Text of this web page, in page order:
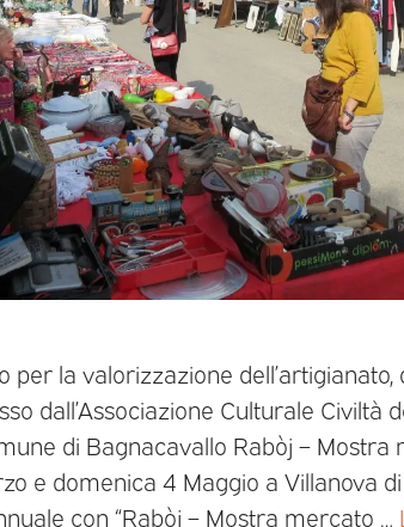
per la valorizzazione
dall’Associazione Culturale Civiltà
di Bagnacavallo Rabòj –
e domenica 4 Maggio a Villanova
con “Rabòj – Mostra mercato …